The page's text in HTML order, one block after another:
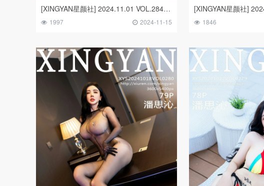
[XINGYAN星颜社] 2024.11.01 VOL.284 潘思沁
1997 2024-11-15 1846